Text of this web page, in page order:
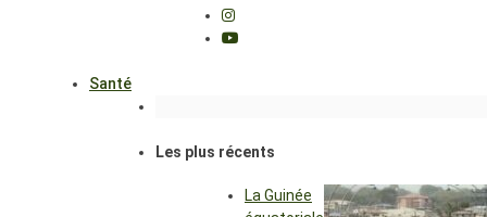
Santé
Les plus récents
La Guinée